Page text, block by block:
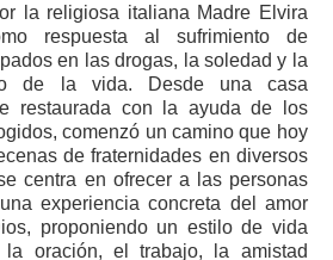
la religiosa italiana Madre Elvira
respuesta al sufrimiento de
en las drogas, la soledad y la
de la vida. Desde una casa
restaurada con la ayuda de los
comenzó un camino que hoy
de fraternidades en diversos
centra en ofrecer a las personas
experiencia concreta del amor
proponiendo un estilo de vida
oración, el trabajo, la amistad